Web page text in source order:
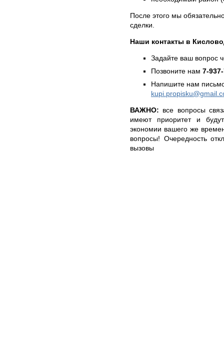
После этого мы
сделки.
Наши контакты в
Задайте ваш вопрос
Позвоните нам 7-
Напишите нам
ВАЖНО: все вопросы
имеют приоритет и
экономии вашего же
вопросы! Очередность
вызовы